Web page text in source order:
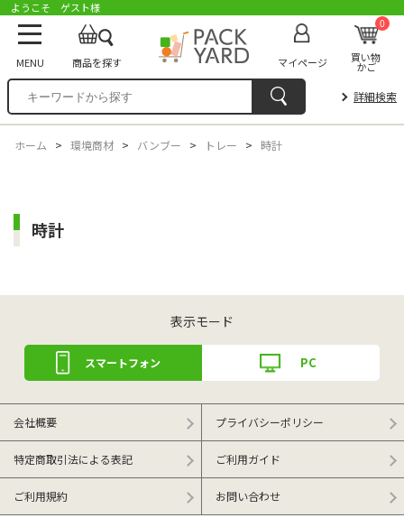
ようこそ ゲスト様
MENU 商品を探す マイページ
0
買い物
かご
詳細検索
ホーム > 環境商材 > バンブー > トレー > 時計
時計
表示モード
スマートフォン PC
会社概要 プライバシーポリシー
特定商取引法による表記 ご利用ガイド
ご利用規約 お問い合わせ